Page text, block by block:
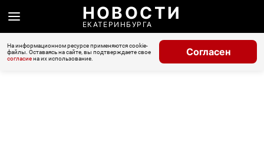
НОВОСТИ
ЕКАТЕРИНБУРГА
На информационном ресурсе применяются cookie-
файлы. Оставаясь на сайте, вы подтверждаете свое
согласиена их использование.
Согласен